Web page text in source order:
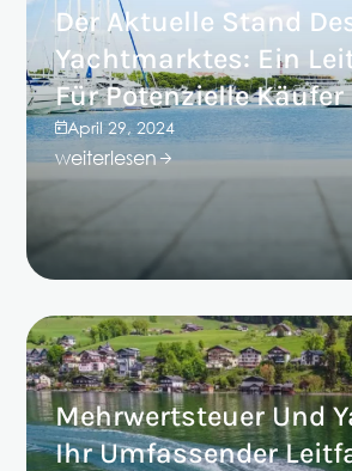
Der Aktuelle Stand
Yachtmarktes: Ein
Für Potenzielle
April 29, 2024
weiterlesen
Mehrwertsteuer Und
Ihr Umfassender